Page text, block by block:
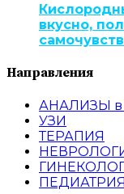
вкусно,
Направления
АНАЛИЗЫ в
УЗИ
ТЕРАПИЯ
ПЕДИАТРИЯ